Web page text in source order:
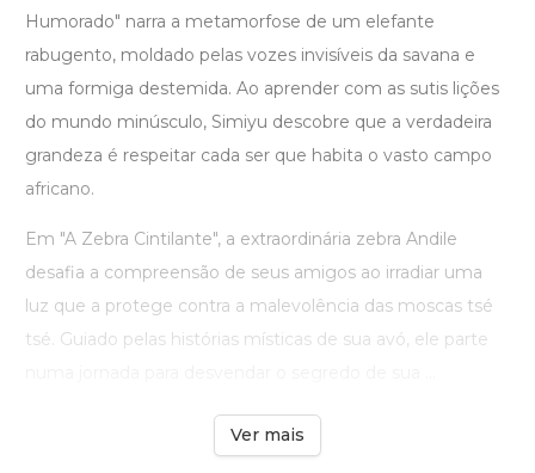
Humorado" narra a metamorfose de um elefante
rabugento, moldado pelas vozes invisíveis da savana e
uma formiga destemida. Ao aprender com as sutis lições
do mundo minúsculo, Simiyu descobre que a verdadeira
grandeza é respeitar cada ser que habita o vasto campo
africano.
Em "A Zebra Cintilante", a extraordinária zebra Andile
desafia a compreensão de seus amigos ao irradiar uma
luz que a protege contra a malevolência das moscas tsé
tsé. Guiado pelas histórias místicas de sua avó, ele parte
Ver mais